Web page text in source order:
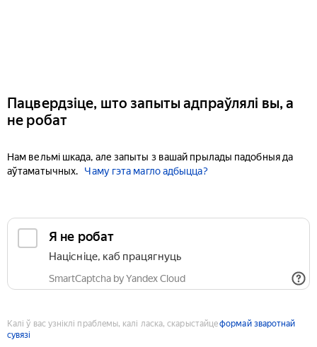
Пацвердзіце, што запыты адпраўлялі вы, а
не робат
Нам вельмі шкада, але запыты з вашай прылады падобныя да
аўтаматычных.
Чаму гэта магло адбыцца?
Я не робат
Націсніце, каб працягнуць
SmartCaptcha by Yandex Cloud
Калі ў вас узніклі праблемы, калі ласка, скарыстайцеформай зваротнай
сувязі